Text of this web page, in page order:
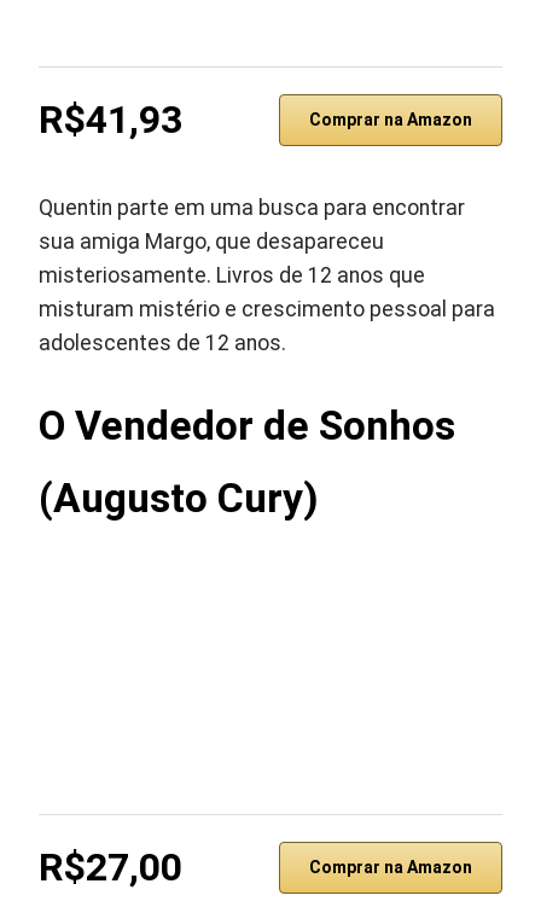
R$41,93 Comprar na Amazon
Quentin parte em uma busca para encontrar
sua amiga Margo, que desapareceu
misteriosamente. Livros de 12 anos que
misturam mistério e crescimento pessoal para
adolescentes de 12 anos.
O Vendedor de Sonhos
(Augusto Cury)
R$27,00 Comprar na Amazon